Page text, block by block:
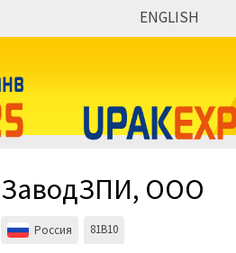
ENGLISH
ЗаводЗПИ, ООО
Россия 81B10